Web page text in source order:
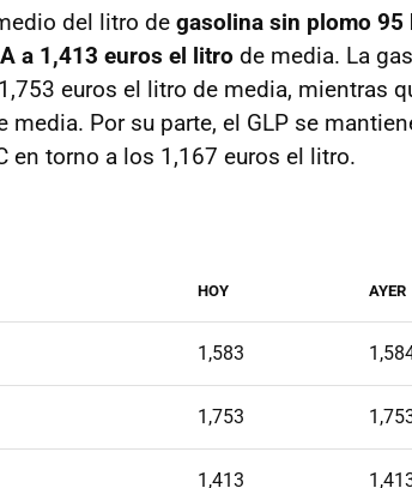
del litro de gasolina sin plomo 95
a 1,413 euros el litro de media. La
euros el litro de media, mientras
media. Por su parte, el GLP se
en torno a los 1,167 euros el litro.
HOY AYER
1,583
1,753
1,413